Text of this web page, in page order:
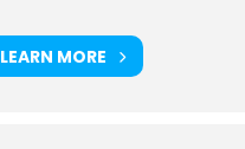
LEARN MORE